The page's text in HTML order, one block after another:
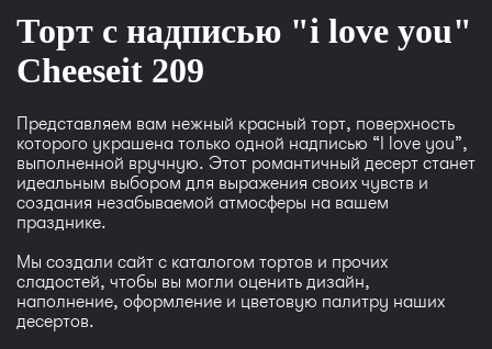
Торт с надписью "i love you"
Сheeseit 209
Представляем вам нежный красный торт, поверхность
которого украшена только одной надписью “I love you”,
выполненной вручную. Этот романтичный десерт станет
идеальным выбором для выражения своих чувств и
создания незабываемой атмосферы на вашем
празднике.
Мы создали сайт с каталогом тортов и прочих
сладостей, чтобы вы могли оценить дизайн,
наполнение, оформление и цветовую палитру наших
десертов.